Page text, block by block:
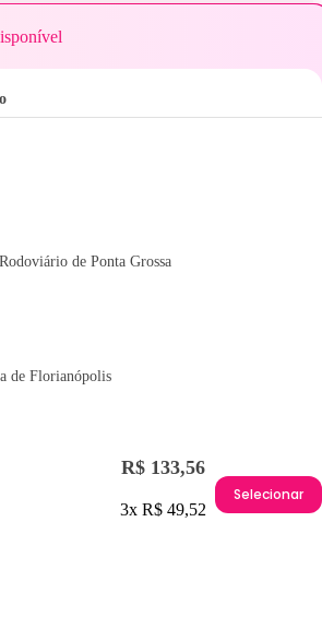
de Ponta Grossa
de Florianópolis
R$ 133,56
3x R$ 49,52
Selecionar